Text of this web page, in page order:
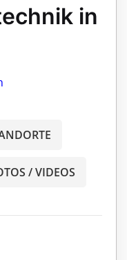
in
/ VIDEOS